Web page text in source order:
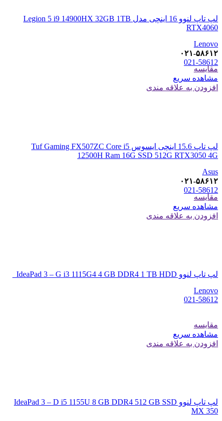
لپ تاپ لنوو 16 اینچی مدل Legion 5 i9 14900HX 32GB 1TB
RTX4060
Lenovo
۰۲۱-۵۸۶۱۲
021-58612
مقایسه
مشاهده سریع
افزودن به علاقه مندی
لپ تاپ 15.6 اینچی ایسوس Tuf Gaming FX507ZC Core i5
12500H Ram 16G SSD 512G RTX3050 4G
Asus
۰۲۱-۵۸۶۱۲
021-58612
مقایسه
مشاهده سریع
افزودن به علاقه مندی
لپ تاپ لنوو IdeaPad 3 – G i3 1115G4 4 GB DDR4 1 TB HDD
Lenovo
021-58612
مقایسه
مشاهده سریع
افزودن به علاقه مندی
لپ تاپ لنوو IdeaPad 3 – D i5 1155U 8 GB DDR4 512 GB SSD
MX 350